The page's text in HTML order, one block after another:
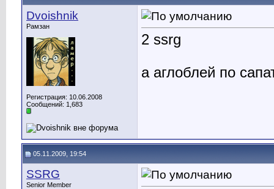
Dvoishnik
Рамзан
Регистрация: 10.06.2008
Сообщений: 1,683
2 ssrg
а аглоблей по
05.11.2009, 19:54
SSRG
Senior Member